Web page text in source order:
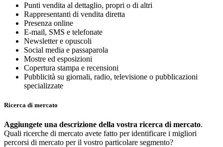
Punti vendita al dettaglio, propri o di altri
Rappresentanti di vendita diretta
Presenza online
E-mail, SMS e telefonate
Newsletter e opuscoli
Social media e passaparola
Mostre ed esposizioni
Copertura stampa e recensioni
Pubblicità su giornali, radio, televisione o pubblicazioni
specializzate
Ricerca di mercato
Aggiungete una descrizione della vostra ricerca di mercato.
Quali ricerche di mercato avete fatto per identificare i migliori
percorsi di mercato per il vostro particolare segmento?